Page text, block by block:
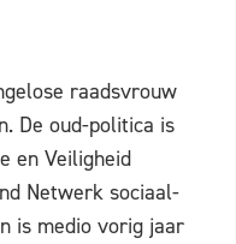
raadsvrouw
De oud-politica is
en Veiligheid
Netwerk sociaal-
is medio vorig jaar